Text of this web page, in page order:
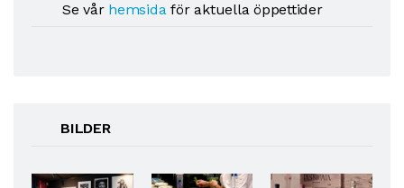
Se vår hemsidaför aktuella öppettider
BILDER